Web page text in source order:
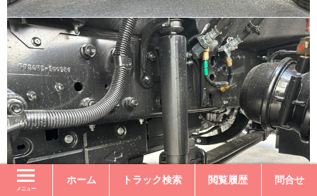
メニュー
ホーム トラック検索 閲覧履歴 問合せ